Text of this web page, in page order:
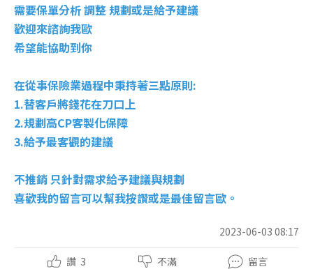
需要保單分析 調整 規劃或是給予建議
歡迎來諮詢我歐
希望能協助到你
在從事保險業過程中秉持著三點原則:
1.替客戶將錢花在刀口上
2.規劃高CP客製化保障
3.給予最客觀的建議
不推銷 只針對需求給予建議與規劃
喜歡我的留言可以幫我按讚或是最佳留言歐。
2023-06-03 08:17
讚 3 不滿 留言